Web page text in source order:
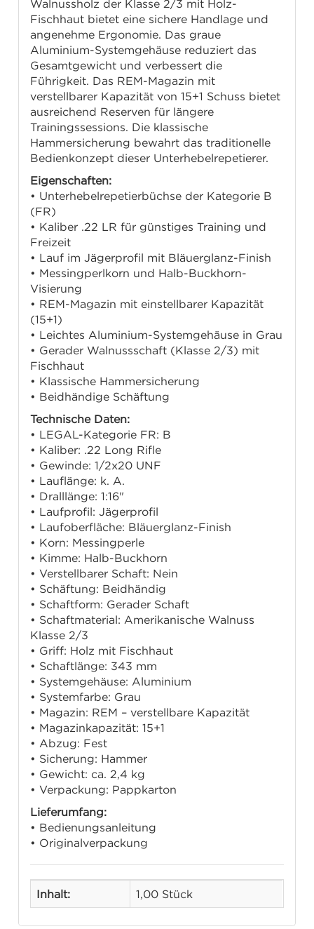
Walnussholz der Klasse 2/3 mit Holz-
Fischhaut bietet eine sichere Handlage und
angenehme Ergonomie. Das graue
Aluminium-Systemgehäuse reduziert das
Gesamtgewicht und verbessert die
Führigkeit. Das REM-Magazin mit
verstellbarer Kapazität von 15+1 Schuss bietet
ausreichend Reserven für längere
Trainingssessions. Die klassische
Hammersicherung bewahrt das traditionelle
Bedienkonzept dieser Unterhebelrepetierer.
Eigenschaften:
• Unterhebelrepetierbüchse der Kategorie B
(FR)
• Kaliber .22 LR für günstiges Training und
Freizeit
• Lauf im Jägerprofil mit Bläuerglanz-Finish
• Messingperlkorn und Halb-Buckhorn-
Visierung
• REM-Magazin mit einstellbarer Kapazität
(15+1)
• Leichtes Aluminium-Systemgehäuse in Grau
• Gerader Walnussschaft (Klasse 2/3) mit
Fischhaut
• Klassische Hammersicherung
• Beidhändige Schäftung
Technische Daten:
• LEGAL-Kategorie FR: B
• Kaliber: .22 Long Rifle
• Gewinde: 1/2x20 UNF
• Lauflänge: k. A.
• Dralllänge: 1:16"
• Laufprofil: Jägerprofil
• Laufoberfläche: Bläuerglanz-Finish
• Korn: Messingperle
• Kimme: Halb-Buckhorn
• Verstellbarer Schaft: Nein
• Schäftung: Beidhändig
• Schaftform: Gerader Schaft
• Schaftmaterial: Amerikanische Walnuss
Klasse 2/3
• Griff: Holz mit Fischhaut
• Schaftlänge: 343 mm
• Systemgehäuse: Aluminium
• Systemfarbe: Grau
• Magazin: REM – verstellbare Kapazität
• Magazinkapazität: 15+1
• Abzug: Fest
• Sicherung: Hammer
• Gewicht: ca. 2,4 kg
• Verpackung: Pappkarton
Lieferumfang:
• Bedienungsanleitung
• Originalverpackung
Inhalt: 1,00 Stück